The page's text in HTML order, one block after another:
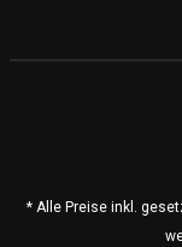
* Alle Preise inkl.